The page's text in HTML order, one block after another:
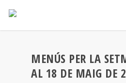
MENÚS PER LA
AL 18 DE MAIG DE